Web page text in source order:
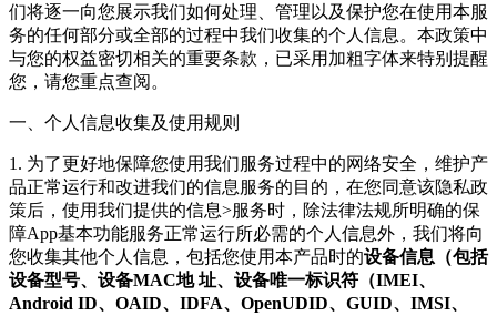
们将逐一向您展示我们如何处理、管理以及保护您在使用本服
务的任何部分或全部的过程中我们收集的个人信息。本政策中
与您的权益密切相关的重要条款，已采用加粗字体来特别提醒
您，请您重点查阅。
一、个人信息收集及使用规则
1. 为了更好地保障您使用我们服务过程中的网络安全，维护产
品正常运行和改进我们的信息服务的目的，在您同意该隐私政
策后，使用我们提供的信息>服务时，除法律法规所明确的保
障App基本功能服务正常运行所必需的个人信息外，我们将向
您收集其他个人信息，包括您使用本产品时的设备信息（包括
设备型号、设备MAC地 址、设备唯一标识符（IMEI、
Android ID、OAID、IDFA、OpenUDID、GUID、IMSI、